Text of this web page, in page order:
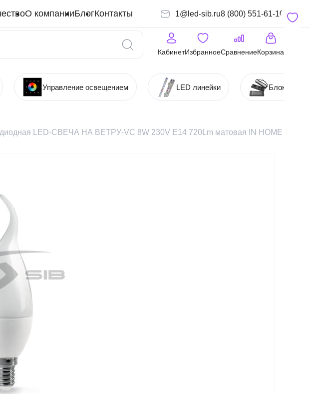
О компанииБлогКонтакты 1@led-sib.ru8 (800) 551-61-10
КабинетИзбранноеСравнениеКорзина
Управление освещением LED линейки Блоки
LED-СВЕЧА НА ВЕТРУ-VC 8W 230V E14 720Lm матовая IN HOME